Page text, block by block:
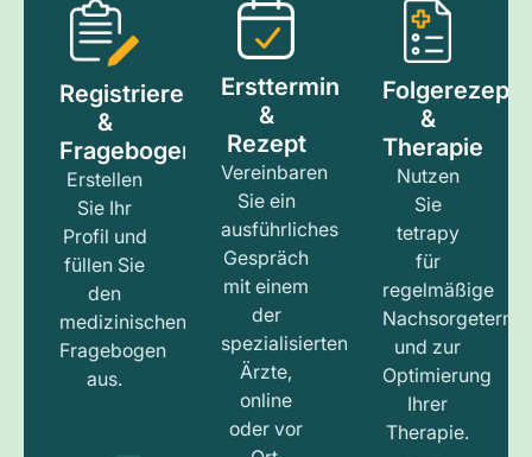
Registrieren
&
Fragebogen
Erstellen
Sie Ihr
Profil und
füllen Sie
den
medizinischen
Fragebogen
aus.
Ersttermin
&
Rezept
Vereinbaren
Sie ein
ausführliches
Gespräch
mit einem
der
spezialisierten
Ärzte,
online
oder vor
Folgerezept
&
Therapie
Nutzen
Sie
tetrapy
für
regelmäßige
und zur
Optimierung
Ihrer
Therapie.